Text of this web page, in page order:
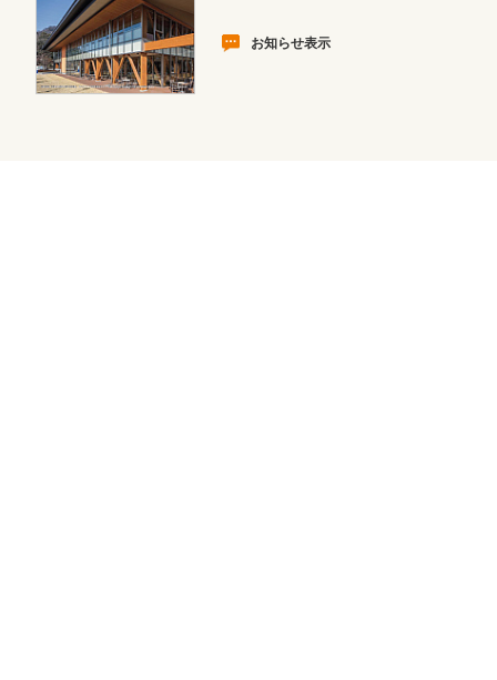
お知らせ表示